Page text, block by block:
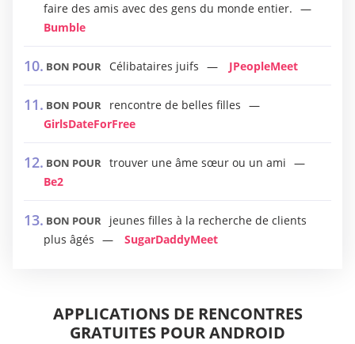
faire des amis avec des gens du monde entier.
Bumble
BON POUR Célibataires juifs JPeopleMeet
BON POUR
rencontre de belles filles
GirlsDateForFree
BON POUR trouver une âme sœur ou un ami
Be2
BON POUR
jeunes filles à la recherche de clients
plus âgés
SugarDaddyMeet
APPLICATIONS DE RENCONTRES
GRATUITES POUR ANDROID